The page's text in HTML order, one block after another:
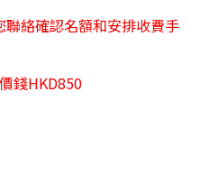
絡確認名額和安排收費手
錢HKD850